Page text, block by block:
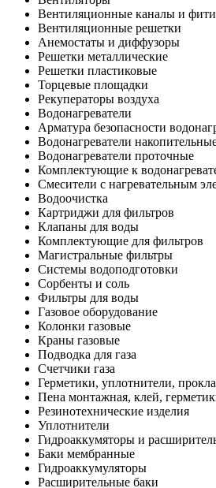
Вентиляционные каналы и
Вентиляционные решетки
Анемостаты и диффузоры
Решетки металлические
Решетки пластиковые
Торцевые площадки
Рекуператоры воздуха
Водонагреватели
Арматура безопасности
Водонагреватели
Водонагреватели проточные
Комплектующие к
Смесители с нагревательным
Водоочистка
Картриджи для фильтров
Клапаны для воды
Комплектующие для фильтров
Магистральные фильтры
Системы водоподготовки
Сорбенты и соль
Фильтры для воды
Газовое оборудование
Колонки газовые
Краны газовые
Подводка для газа
Счетчики газа
Герметики, уплотнители,
Пена монтажная, клей,
Резинотехнические изделия
Уплотнители
Гидроаккумяторы и
Баки мембранные
Гидроаккумуляторы
Расширительные баки